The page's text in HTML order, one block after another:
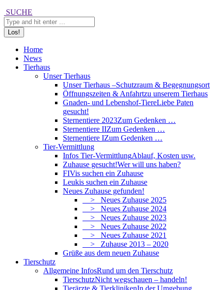
Search:
SUCHE
Home
News
Tierhaus
Unser Tierhaus
Unser Tierhaus –Schutzraum & Begegnungsort
Öffnungszeiten & Anfahrtzu unserem Tierhaus
Gnaden- und Lebenshof-TiereLiebe Paten
gesucht!
Sternentiere 2023Zum Gedenken …
Sternentiere IIZum Gedenken …
Sternentiere IZum Gedenken …
Tier-Vermittlung
Infos Tier-VermittlungAblauf, Kosten usw.
Zuhause gesucht!Wer will uns haben?
FIVis suchen ein Zuhause
Leukis suchen ein Zuhause
Neues Zuhause gefunden!
> Neues Zuhause 2025
> Neues Zuhause 2024
> Neues Zuhause 2023
> Neues Zuhause 2022
> Neues Zuhause 2021
> Zuhause 2013 – 2020
Grüße aus dem neuen Zuhause
Tierschutz
Allgemeine InfosRund um den Tierschutz
TierschutzNicht wegschauen – handeln!
Tierärzte & TierklinikenIn der Umgebung